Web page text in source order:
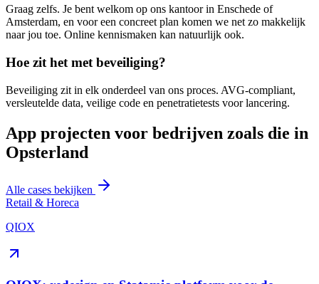
Graag zelfs. Je bent welkom op ons kantoor in Enschede of
Amsterdam, en voor een concreet plan komen we net zo makkelijk
naar jou toe. Online kennismaken kan natuurlijk ook.
Hoe zit het met beveiliging?
Beveiliging zit in elk onderdeel van ons proces. AVG-compliant,
versleutelde data, veilige code en penetratietests voor lancering.
App projecten voor bedrijven zoals die in
Opsterland
Alle cases bekijken
Retail & Horeca
QIOX